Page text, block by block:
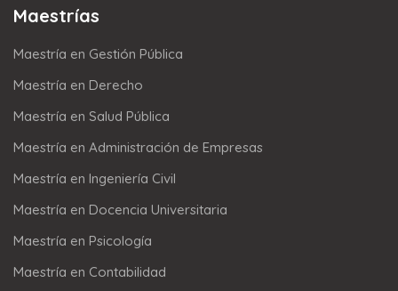
Maestrías
Maestría en Gestión Pública
Maestría en Derecho
Maestría en Salud Pública
Maestría en Administración de Empresas
Maestría en Ingeniería Civil
Maestría en Docencia Universitaria
Maestría en Psicología
Maestría en Contabilidad